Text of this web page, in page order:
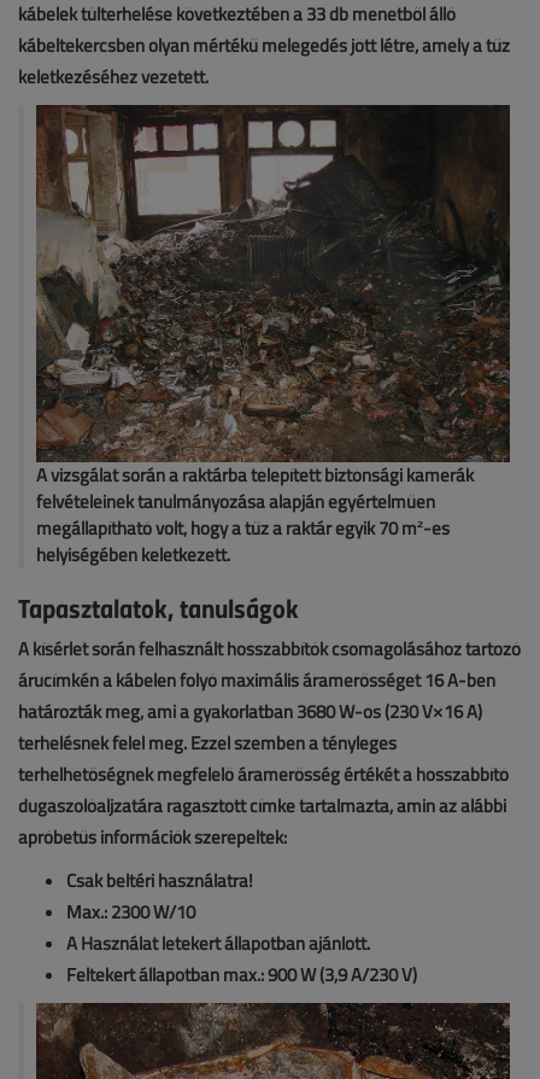
kábelek túlterhelése következtében a 33 db menetből álló
kábeltekercsben olyan mértékű melegedés jött létre, amely a tűz
keletkezéséhez vezetett.
A vizsgálat során a raktárba telepített biztonsági kamerák
felvételeinek tanulmányozása alapján egyértelműen
megállapítható volt, hogy a tűz a raktár egyik 70 m²-es
helyiségében keletkezett.
Tapasztalatok, tanulságok
A kísérlet során felhasznált hosszabbítók csomagolásához tartozó
árucímkén a kábelen folyó maximális áramerősséget 16 A-ben
határozták meg, ami a gyakorlatban 3680 W-os (230 V×16 A)
terhelésnek felel meg. Ezzel szemben a tényleges
terhelhetőségnek megfelelő áramerősség értékét a hosszabbító
dugaszolóaljzatára ragasztott címke tartalmazta, amin az alábbi
apróbetűs információk szerepeltek:
Csak beltéri használatra!
Max.: 2300 W/10
A Használat letekert állapotban ajánlott.
Feltekert állapotban max.: 900 W (3,9 A/230 V)